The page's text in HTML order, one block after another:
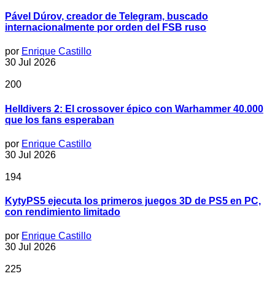
Pável Dúrov, creador de Telegram, buscado
internacionalmente por orden del FSB ruso
por Enrique Castillo
30 Jul 2026
200
Helldivers 2: El crossover épico con Warhammer 40.000
que los fans esperaban
por Enrique Castillo
30 Jul 2026
194
KytyPS5 ejecuta los primeros juegos 3D de PS5 en PC,
con rendimiento limitado
por Enrique Castillo
30 Jul 2026
225